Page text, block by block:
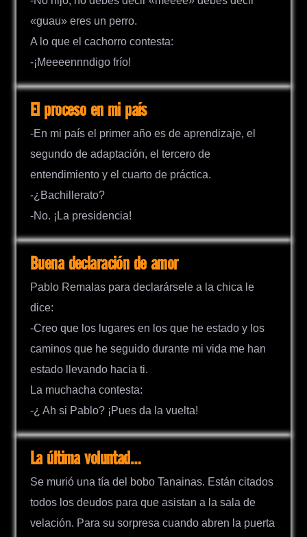
«guau» eres un perro.
A lo que el cachorro contesta:
-¡Meeeennndigo frío!
El proceso en mi país
-En mi país el primer año es de aprendizaje, el
segundo de adaptación, el tercero de
entendimiento y el cuarto de práctica.
-¿Bachillerato?
-No. ¡La presidencia!
Buena declaración de amor
Pablo Remalas para declarársele a la chica le
dice:
-Creo que los lugares en los que he estado y los
caminos que he seguido durante mi vida me han
estado llevando hacia ti.
La muchacha contesta:
-¿ Ah si Pablo? ¡Pues da la vuelta!
La última voluntad…
Se murió una tía del bobo Tanainas. Están citados
todos los deudos para que asistan a la sala de
velación. Para su sorpresa cuando abren la puerta